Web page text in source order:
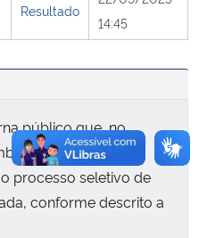
Resultado
14:45
público que, no
de 2025, estarão
processo seletivo de
conforme descrito a